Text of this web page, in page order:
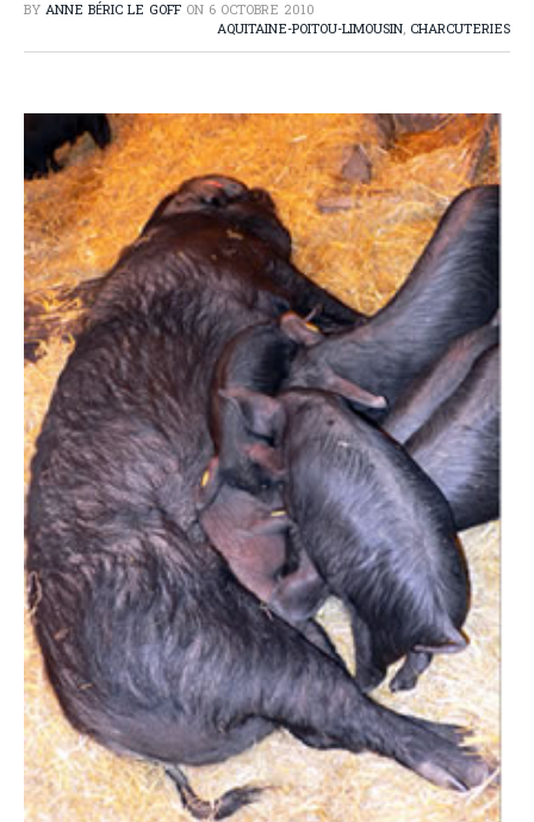
BY ANNE BÉRIC LE GOFF ON 6 OCTOBRE 2010
AQUITAINE-POITOU-LIMOUSIN, CHARCUTERIES